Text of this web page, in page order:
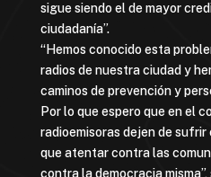
sigue siendo el de mayor
ciudadanía”.
“Hemos conocido esta
radios de nuestra ciudad y
caminos de prevención y
Por lo que espero que en el
radioemisoras dejen de
que atentar contra las
contra la democracia